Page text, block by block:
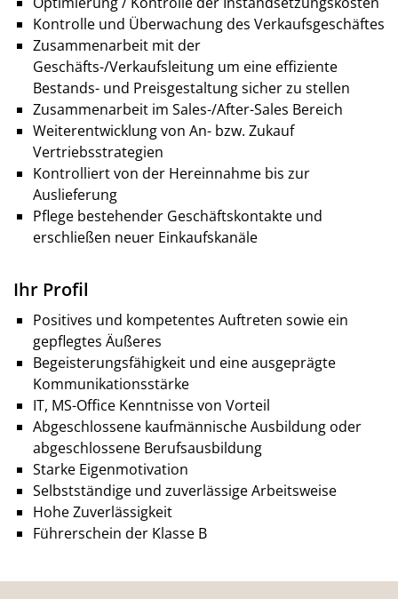
Kontrolle und Überwachung des Verkaufsgeschäftes
Zusammenarbeit mit der
Geschäfts-/Verkaufsleitung um eine effiziente
Bestands- und Preisgestaltung sicher zu stellen
Zusammenarbeit im Sales-/After-Sales Bereich
Weiterentwicklung von An- bzw. Zukauf
Vertriebsstrategien
Kontrolliert von der Hereinnahme bis zur
Auslieferung
Pflege bestehender Geschäftskontakte und
erschließen neuer Einkaufskanäle
Ihr Profil
Positives und kompetentes Auftreten sowie ein
gepflegtes Äußeres
Begeisterungsfähigkeit und eine ausgeprägte
Kommunikationsstärke
IT, MS-Office Kenntnisse von Vorteil
Abgeschlossene kaufmännische Ausbildung oder
abgeschlossene Berufsausbildung
Starke Eigenmotivation
Selbstständige und zuverlässige Arbeitsweise
Hohe Zuverlässigkeit
Führerschein der Klasse B